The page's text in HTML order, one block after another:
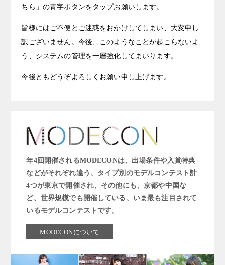
ちら」の青字ボタンをタップお願いします。
皆様にはご不便とご迷惑をおかけしてしまい、大変申し
訳ございません。今後、このようなことが起こらないよ
う、システムの管理を一層強化してまいります。
今後ともどうぞよろしくお願い申し上げます。
年4回開催されるMODECONは、出場条件や入賞特典
などがそれぞれ違う、タイプ別のモデルコンテスト計
4つが東京で開催され、その他にも、京都や中国な
ど、世界規模でも開催している、いま最も注目されて
いるモデルコンテストです。
MODECONについて